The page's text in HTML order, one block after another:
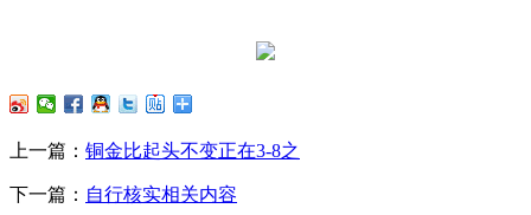
上一篇： 铜金比起头不变正在3-8之
下一篇： 自行核实相关内容